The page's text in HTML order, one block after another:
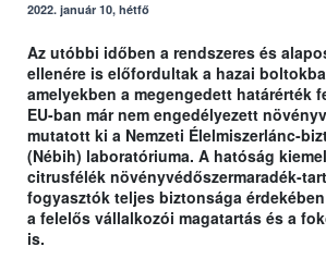
2022. január 10, hétfő
Az utóbbi időben a rendszeres és
ellenére is előfordultak a hazai
amelyekben a megengedett határérték
EU-ban már nem engedélyezett
mutatott ki a Nemzeti Élelmiszerlánc-
(Nébih) laboratóriuma. A hatóság
citrusfélék növényvédőszermaradék-
fogyasztók teljes biztonsága
a felelős vállalkozói magatartás és a
is.